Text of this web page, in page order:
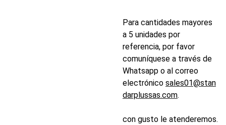
Para cantidades mayores
a 5 unidades por
referencia, por favor
comuníquese a través de
Whatsapp o al correo
electrónico sales01@stan
darplussas.com.
con gusto le atenderemos.